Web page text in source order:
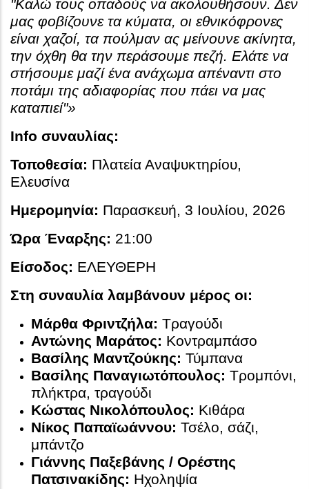
"Καλώ τους οπαδούς να ακολουθήσουν. Δεν
μας φοβίζουνε τα κύματα, οι εθνικόφρονες
είναι χαζοί, τα πούλμαν ας μείνουνε ακίνητα,
την όχθη θα την περάσουμε πεζή. Ελάτε να
στήσουμε μαζί ένα ανάχωμα απέναντι στο
ποτάμι της αδιαφορίας που πάει να μας
καταπιεί"»
Info συναυλίας:
Τοποθεσία: Πλατεία Αναψυκτηρίου,
Ελευσίνα
Ημερομηνία: Παρασκευή, 3 Ιουλίου, 2026
Ώρα Έναρξης: 21:00
Είσοδος: ΕΛΕΥΘΕΡΗ
Στη συναυλία λαμβάνουν μέρος οι:
Μάρθα Φριντζήλα: Τραγούδι
Αντώνης Μαράτος: Κοντραμπάσο
Βασίλης Μαντζούκης: Τύμπανα
Βασίλης Παναγιωτόπουλος: Τρομπόνι,
πλήκτρα, τραγούδι
Κώστας Νικολόπουλος: Κιθάρα
Νίκος Παπαϊωάννου: Τσέλο, σάζι,
μπάντζο
Γιάννης Παξεβάνης / Ορέστης
Πατσινακίδης: Ηχοληψία